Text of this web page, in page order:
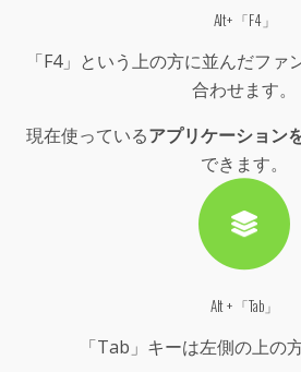
Alt+ 「F4」
「F4」という上の方に並んだファ
合わせます。
現在使っているアプリケーション
できます。
Alt + 「Tab」
「Tab」キーは左側の上の